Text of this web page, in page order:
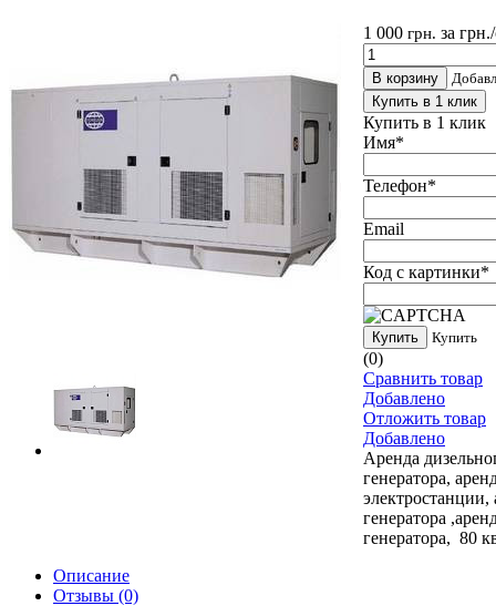
1 000 грн. за
В корзину
Купить в 1 клик
Купить в 1 клик
Имя*
Телефон*
Email
Код с картинки*
Купить Купить
(0)
Сравнить товар
Добавлено
Отложить товар
Добавлено
Аренда
генератора,
электростанции,
генератора
генератора, 80
Описание
Отзывы (0)